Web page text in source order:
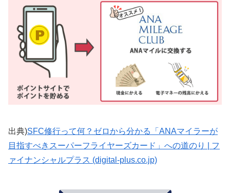
出典)SFC修行って何？ゼロから分かる「ANAマイラーが
目指すべきスーパーフライヤーズカード」への道のり | フ
ァイナンシャルプラス (digital-plus.co.jp)